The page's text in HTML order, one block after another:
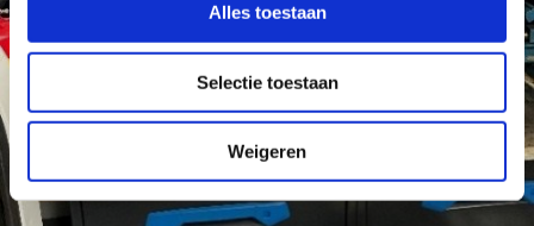
Alles toestaan
Selectie toestaan
Weigeren